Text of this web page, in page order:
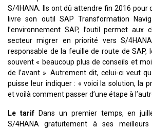
S/4HANA. Ils ont dû attendre fin 2016 pour
livre son outil SAP Transformation
l’environnement SAP, l’outil permet aux
secteur migrer en priorité vers S/
responsable de la feuille de route de SAP,
souvent « beaucoup plus de conseils et
de l’avant ». Autrement dit, celui-ci veut
puisse leur indiquer : « voici la solution, la
et voilà comment passer d’une étape à
Le tarifDans un premier temps, en
S/4HANA gratuitement à ses